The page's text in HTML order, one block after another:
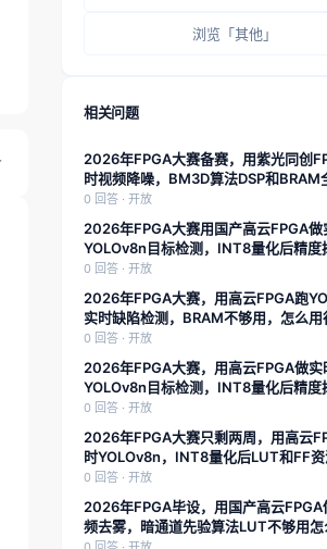
浏览「其他」
相关问题
2026年FPGA大赛备赛，用紫光同创
时视频降噪，BM3D算法DSP和BRAM
么用流水线和分时复用硬塞进去？求具
0 回答 · 开放
2026年FPGA大赛用国产高云FPGA做
YOLOv8n目标检测，INT8量化后精度
78%，怎么用PTQ和少量校准数据快速
85%？求具体流程
0 回答 · 开放
2026年FPGA大赛，用高云FPGA跑
实时缺陷检测，BRAM不够用，怎么用
化复用把片上存储省下来？求具体架构
0 回答 · 开放
2026年FPGA大赛，用高云FPGA做实
YOLOv8n目标检测，INT8量化后精度
78%，怎么用PTQ和少量校准数据快速
85%？求具体流程
0 回答 · 开放
2026年FPGA大赛只剩两周，用高云
时YOLOv8n，INT8量化后LUT和FF资
除了换芯片还有哪些硬优化手段？求具
式和资源对比
0 回答 · 开放
2026年FPGA毕设，用国产高云FPGA
频去雾，暗通道先验算法LUT不够用怎